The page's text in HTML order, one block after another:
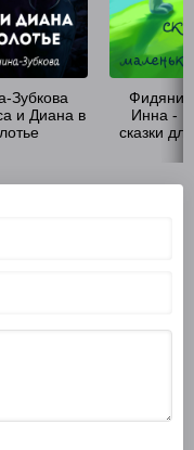
Зубкова
и Диана в
Инна -
сказки